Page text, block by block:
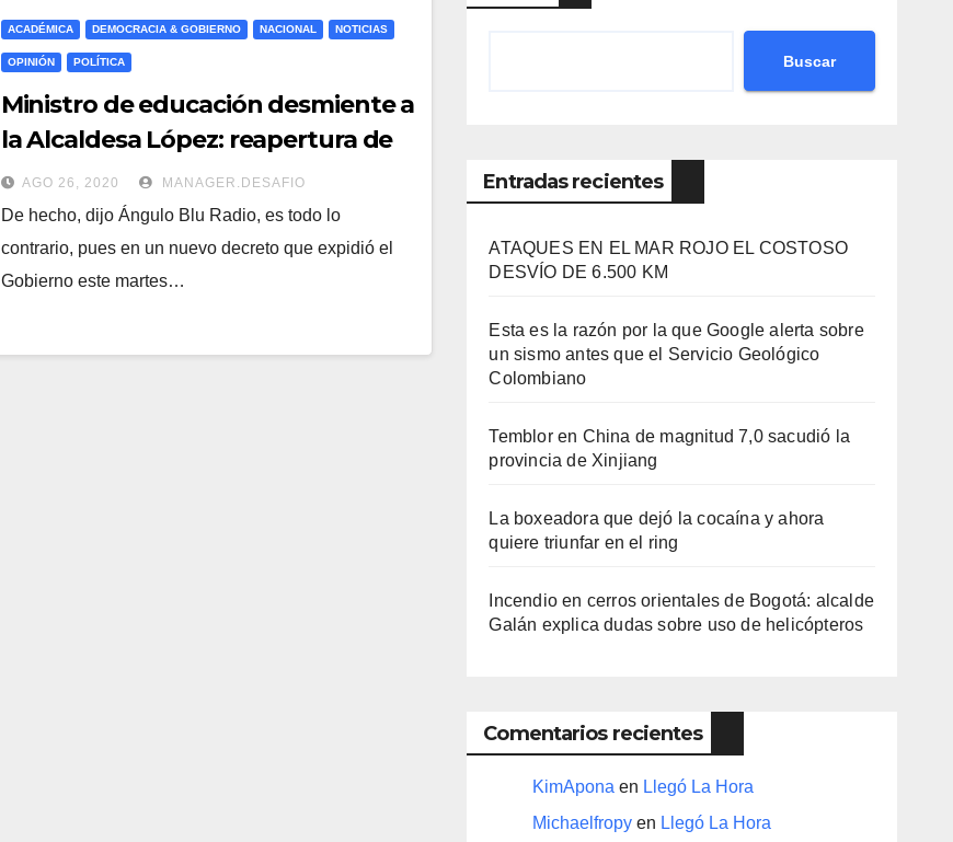
ACADÉMICA DEMOCRACIA & GOBIERNO NACIONAL NOTICIAS
OPINIÓN POLÍTICA
Ministro de educación desmiente a
la Alcaldesa López: reapertura de
colegios sí sería posible en
septiembre
AGO 26, 2020 MANAGER.DESAFIO
De hecho, dijo Ángulo Blu Radio, es todo lo
contrario, pues en un nuevo decreto que expidió el
Gobierno este martes…
Buscar
Entradas recientes
ATAQUES EN EL MAR ROJO EL COSTOSO
DESVÍO DE 6.500 KM
Esta es la razón por la que Google alerta sobre
un sismo antes que el Servicio Geológico
Colombiano
Temblor en China de magnitud 7,0 sacudió la
provincia de Xinjiang
La boxeadora que dejó la cocaína y ahora
quiere triunfar en el ring​
Incendio en cerros orientales de Bogotá: alcalde
Galán explica dudas sobre uso de helicópteros
Comentarios recientes
KimApona en Llegó La Hora
Michaelfropy en Llegó La Hora